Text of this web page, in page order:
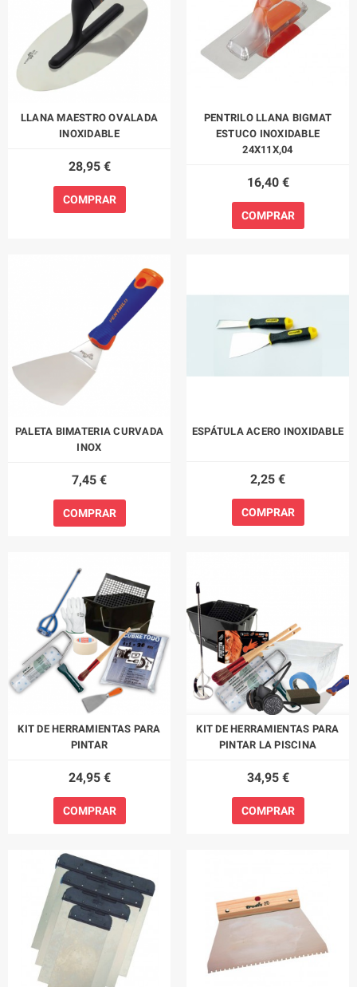
LLANA MAESTRO OVALADA
INOXIDABLE
28,95 €
COMPRAR
PENTRILO LLANA BIGMAT
ESTUCO INOXIDABLE
24X11X,04
16,40 €
COMPRAR
PALETA BIMATERIA CURVADA
INOX
7,45 €
COMPRAR
ESPÁTULA ACERO INOXIDABLE
2,25 €
COMPRAR
KIT DE HERRAMIENTAS PARA
PINTAR
24,95 €
COMPRAR
KIT DE HERRAMIENTAS PARA
PINTAR LA PISCINA
34,95 €
COMPRAR